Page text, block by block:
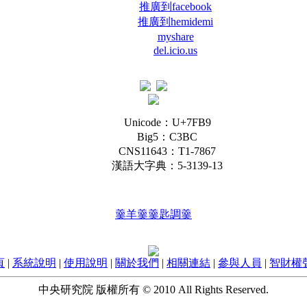
推廣到facebook
推廣到hemidemi
myshare
del.icio.us
Unicode：U+7FB9
Big5：C3BC
CNS11643：T1-7867
漢語大字典：5-3139-13
羹羊羹羹匙調羹
| 系統說明 | 使用說明 | 關於我們 | 相關連結 | 參與人員 | 智財權
中央研究院 版權所有 © 2010 All Rights Reserved.